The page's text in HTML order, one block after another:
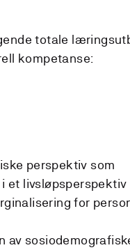
totale
kompetanse:
perspektiv som
et livsløpsperspektiv
for
av